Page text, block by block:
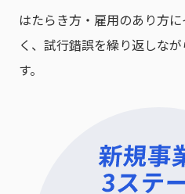
はたらき方・雇用のあり方
く、試行錯誤を繰り返しな
す。